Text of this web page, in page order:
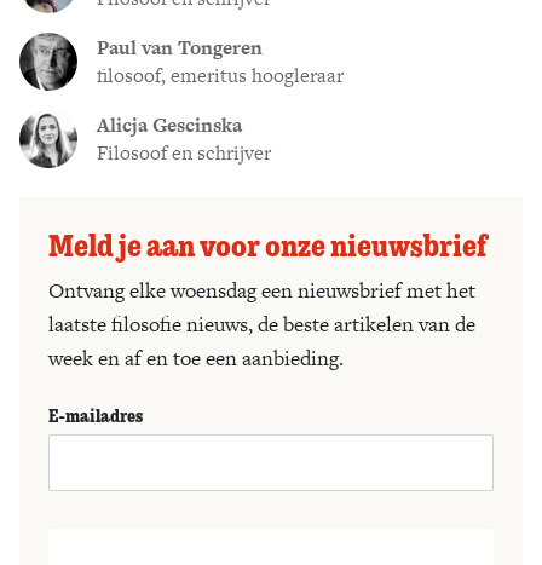
Paul van Tongeren
filosoof, emeritus hoogleraar
Alicja Gescinska
Filosoof en schrijver
Meld je aan voor onze nieuwsbrief
Ontvang elke woensdag een nieuwsbrief met het
laatste filosofie nieuws, de beste artikelen van de
week en af en toe een aanbieding.
E-mailadres